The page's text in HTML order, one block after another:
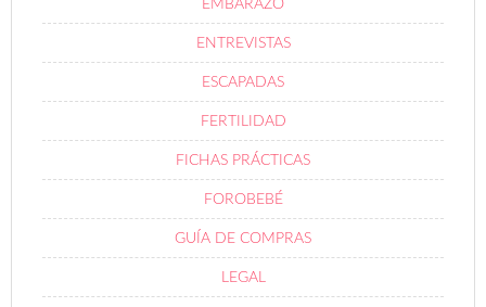
EMBARAZO
ENTREVISTAS
ESCAPADAS
FERTILIDAD
FICHAS PRÁCTICAS
FOROBEBÉ
GUÍA DE COMPRAS
LEGAL